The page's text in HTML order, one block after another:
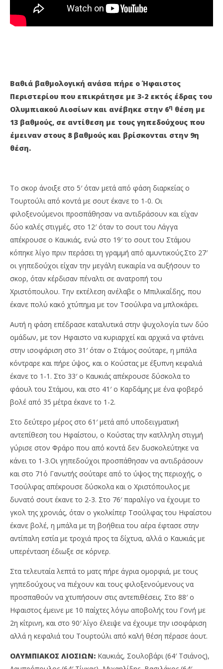
Βαθιά βαθμολογική ανάσα πήρε ο Ήφαιστος
Περιστερίου που επικράτησε με 3-2 εκτός έδρας του
Ολυμπιακού Λιοσίων και ανέβηκε στην 6η θέση με
13 βαθμούς, σε αντίθεση με τους γηπεδούχους που
έμειναν στους 8 βαθμούς και βρίσκονται στην 9η
θέση.
Το σκορ άνοιξε στο 5′ όταν μετά από φάση διαρκείας ο
Τουρτούλι από κοντά με σουτ έκανε το 1-0. Οι
φιλοξενούμενοι προσπάθησαν να αντιδράσουν και είχαν
δύο καλές στιγμές, στο 12′ όταν το σουτ του Λάγγα
απέκρουσε ο Καυκιάς, ενώ στο 19′ το σουτ του Στάμου
κόπηκε λίγο πριν περάσει τη γραμμή από αμυντικούς.Στο 27′
οι γηπεδούχοι είχαν την μεγάλη ευκαιρία να αυξήσουν το
σκορ, όταν κέρδισαν πέναλτι σε ανατροπή του
Χριστόπουλου. Την εκτέλεση ανέλαβε ο Μπιλικαΐδης, που
έκανε πολύ κακό χτύπημα με τον Τσούλφα να μπλοκάρει.
Αυτή η φάση επέδρασε καταλυτικά στην ψυχολογία των δύο
ομάδων, με τον Ηφαιστο να κυριαρχεί και αρχικά να φτάνει
στην ισοφάριση στο 31′ όταν ο Στάμος σούταρε, η μπάλα
κόντραρε και πήρε ύψος, και ο Κούστας με έξυπνη κεφαλιά
έκανε το 1-1. Στο 33′ ο Καυκιάς απέκρουσε δύσκολα το
φάουλ του Στάμου, και στο 41′ ο Καρδάμης με ένα φοβερό
βολέ από 35 μέτρα έκανε το 1-2.
Στο δεύτερο μέρος στο 61′ μετά από υποδειγματική
αντεπίθεση του Ηφαίστου, ο Κούστας την κατλληλη στιγμή
γύρισε στον Φράρο που από κοντά δεν δυσκολεύτηκε να
κάνει το 1-3.Οι γηπεδούχοι προσπάθησαν να αντιδράσουν
και στο 71΄ο Γανωτής σούταρε από το ύψος της περιοχής, ο
Τσούλφας απέκρουσε δύσκολα και ο Χριστόπουλος με
δυνατό σουτ έκανε το 2-3. Στο 76′ παραλίγο να έχουμε το
γκολ της χρονιάς, όταν ο γκολκίπερ Τσούλφας του Ηφαίστου
έκανε βολέ, η μπάλα με τη βοήθεια του αέρα έφτασε στην
αντίπαλη εστία με τροχιά προς τα δίχτυα, αλλά ο Καυκιάς με
υπερένταση έδιωξε σε κόρνερ.
Στα τελευταία λεπτά το ματς πήρε άγρια ομορφιά, με τους
γηπεδούχους να πιέχουν και τους φιλοξενούμενους να
προσπαθούν να χτυπήσουν στις αντεπιθέσεις. Στο 88′ ο
Ηφαιστος έμεινε με 10 παίχτες λόγω αποβολής του Γονή με
2η κίτρινη, και στο 90′ λίγο έλειψε να έχουμε την ισοφάριση
αλλά η κεφαλιά του Τουρτούλι από καλή θέση πέρασε άουτ.
ΟΛΥΜΠΙΑΚΟΣ ΛΙΟΣΙΩΝ: Καυκιάς, Σουλοβάρι (64′ Τσιάνος),